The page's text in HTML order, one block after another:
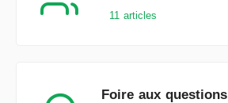
11 articles
Foire aux questions